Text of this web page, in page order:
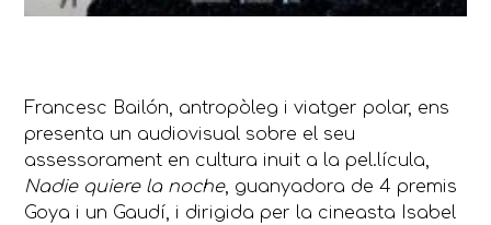
Francesc Bailón, antropòleg i viatger polar, ens
presenta un audiovisual sobre el seu
assessorament en cultura inuit a la pel.lícula,
Nadie quiere la noche, guanyadora de 4 premis
Goya i un Gaudí, i dirigida per la cineasta Isabel